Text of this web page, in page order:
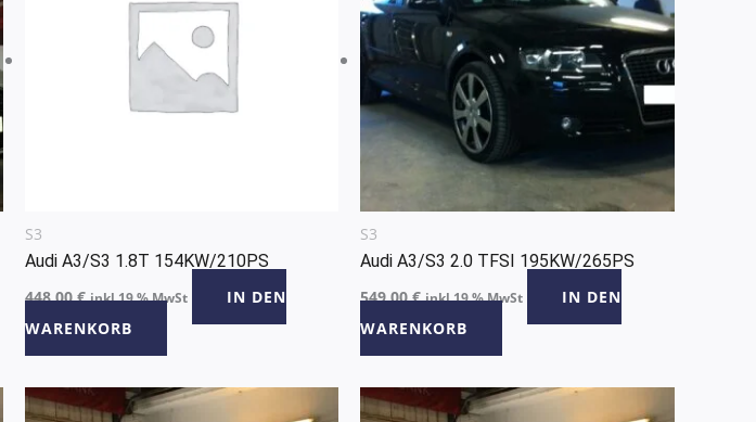
S3
Audi A3/S3 1.8T 154KW/210PS
448,00€ inkl 19 % MwSt
IN DEN
WARENKORB
S3
Audi A3/S3 2.0 TFSI 195KW/265PS
549,00€ inkl 19 % MwSt
IN DEN
WARENKORB